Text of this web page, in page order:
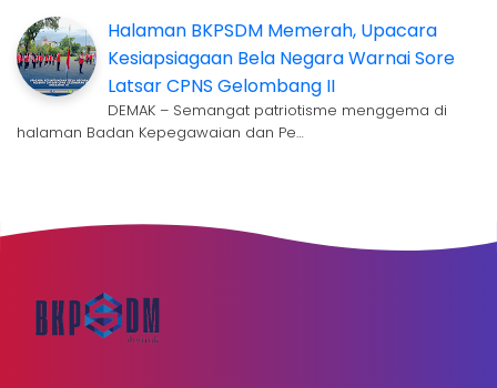
Halaman BKPSDM Memerah, Upacara
Kesiapsiagaan Bela Negara Warnai Sore
Latsar CPNS Gelombang II
DEMAK – Semangat patriotisme menggema di
halaman Badan Kepegawaian dan Pe…